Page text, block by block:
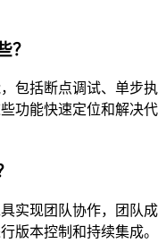
？
包括断点调试、单步执
功能快速定位和解决代
实现团队协作，团队成
版本控制和持续集成。